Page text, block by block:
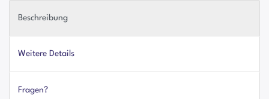
Beschreibung
Weitere Details
Fragen?